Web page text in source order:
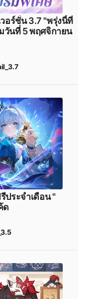
กิจกรรม
เติม
สรุป
อร์ชั่น 3.7 "พรุ่งนี้ที่
วันที่ 5 พฤศจิกายน
กิจกรรม
เพชรฟรี
ประจำเดือน "
ด
แจกฟรี
#HSR_Code_ใหม่